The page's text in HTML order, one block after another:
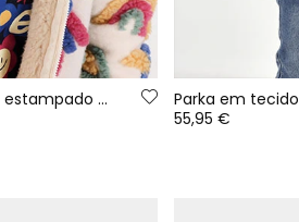
Casaco pelo cru menina estampado multicolor
55,95 €